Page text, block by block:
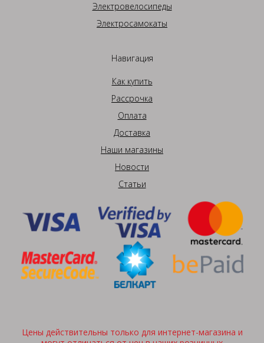
Электровелосипеды
Электросамокаты
Навигация
Как купить
Рассрочка
Оплата
Доставка
Наши магазины
Новости
Статьи
Цены действительны только для интернет-магазина и